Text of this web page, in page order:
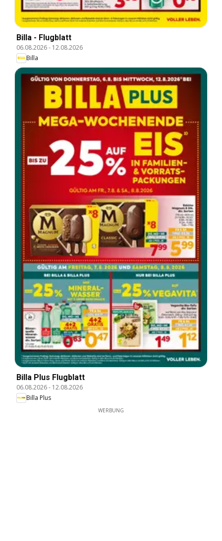
Billa - Flugblatt
06.08.2026- 12.08.2026
Billa
Billa Plus Flugblatt
06.08.2026- 12.08.2026
Billa Plus
WERBUNG